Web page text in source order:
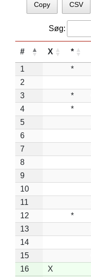
Copy CSV
Søg:
# X *
1 *
2
3
*
4
*
5
6
7
8
9
10
11
12
*
13
14
15
16
X